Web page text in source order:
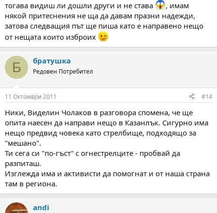
тогава видиш ли дошли други и не става
, имам
някой притеснения не ща да давам празни надежди,
затова следващия път ще пиша като е направено нещо
от нещата които изброих
Б братушка
Редовен Потребител
11 Октомври 2011 #14
Ники, Виделин Чолаков в разговора спомена, че ще
опита наесен да направи нещо в Казанлък. Сигурно има
нещо предвид човека като стрелбище, подходящо за
"мешано".
Ти сега си "по-гъст" с огнестрелците - пробвай да
разпиташ.
Изглежда има и активисти да помогнат и от наша страна
там в региона.
andi